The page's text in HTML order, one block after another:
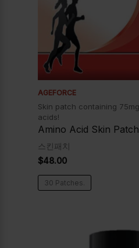
AGEFORCE
Skin patch containing
acids!
Amino Acid Skin Patch
스킨패치
$48.00
30 Patches.